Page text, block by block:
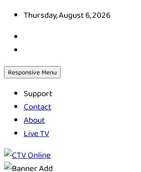
Skip
content
Thursday, August 6, 2026
Responsive Menu
Support
Contact
About
Live TV